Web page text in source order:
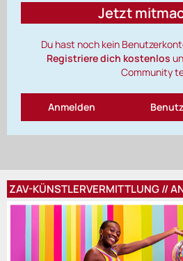
Jetzt
Du hast noch kein
Registriere dich kostenlos
Community
Anmelden
ZAV-KÜNSTLERVERMITTLUNG //